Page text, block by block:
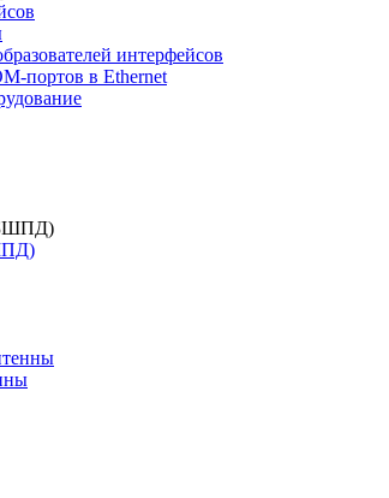
интерфейсов
портов в Ethernet